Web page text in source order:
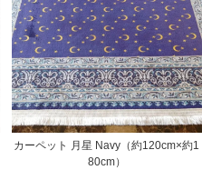
カーペット 月星 Navy（約120cm×約1
80cm）